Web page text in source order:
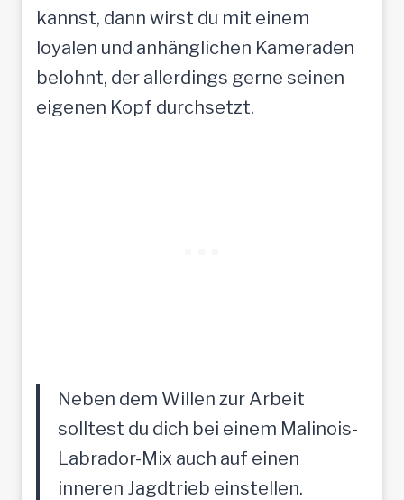
kannst, dann wirst du mit einem
loyalen und anhänglichen Kameraden
belohnt, der allerdings gerne seinen
eigenen Kopf durchsetzt.
Neben dem Willen zur Arbeit
solltest du dich bei einem Malinois-
Labrador-Mix auch auf einen
inneren Jagdtrieb einstellen.